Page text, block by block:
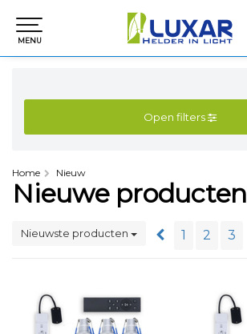
MENU
Open filters
Home Nieuw
Nieuwe producten
Nieuwste producten 1 2 3